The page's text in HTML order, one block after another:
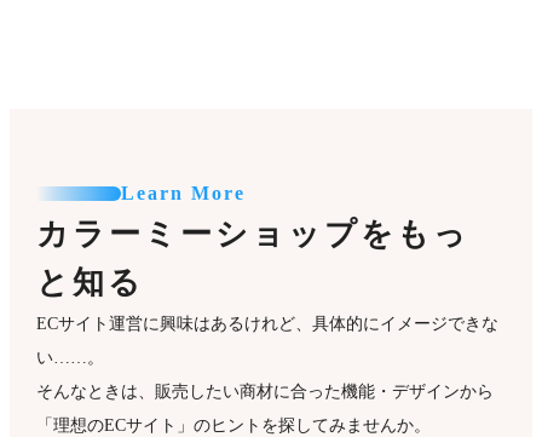
Learn More
カラーミーショップをもっ
と知る
ECサイト運営に興味はあるけれど、具体的にイメージできな
い……。
そんなときは、販売したい商材に合った機能・デザインから
「理想のECサイト」のヒントを探してみませんか。